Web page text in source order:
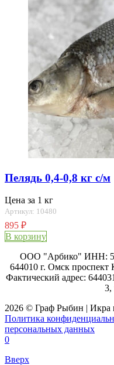
Пелядь 0,4-0,8 кг с/м
Цена за 1 кг
Артикул: 10480
895 ₽
В корзину
ООО "Арбико" ИНН:
644010 г. Омск проспект
Фактический адрес:
3,
2026 © Граф Рыбин | Икра
Политика
персональных данных
0
Вверх